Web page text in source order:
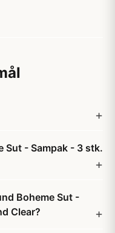
Sut - Sampak - 3 stk.
Boheme Sut -
Clear?